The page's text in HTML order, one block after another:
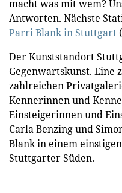
macht was mit wem?
Antworten. Nächste
Parri Blank in Stuttgart
Der Kunststandort
Gegenwartskunst. Eine
zahlreichen
Kennerinnen und
Einsteigerinnen und
Carla Benzing und
Blank in einem
Stuttgarter Süden.